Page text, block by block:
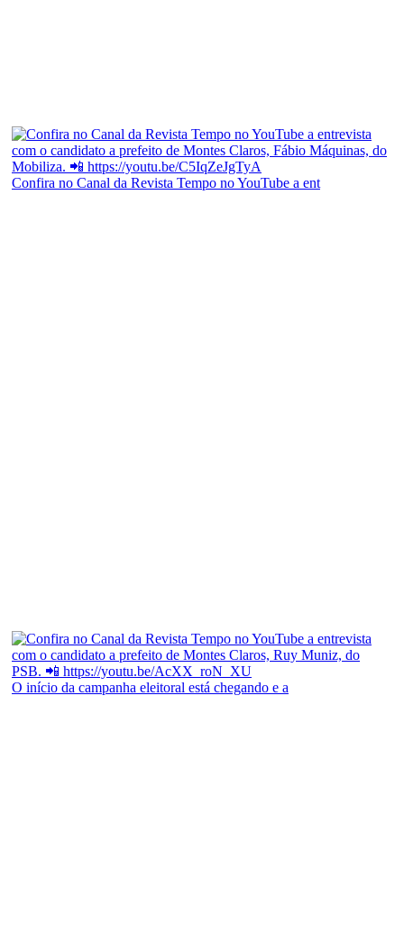
Confira no Canal da Revista Tempo no YouTube a ent
O início da campanha eleitoral está chegando e a